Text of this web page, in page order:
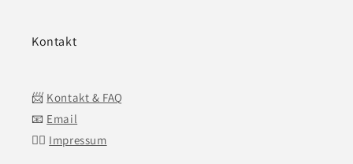
Kontakt
📨 Kontakt & FAQ
📧 Email
👍🏼 Impressum